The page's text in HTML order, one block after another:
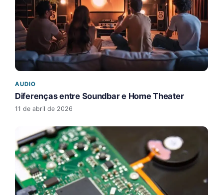
AUDIO
Diferenças entre Soundbar e Home Theater
11 de abril de 2026